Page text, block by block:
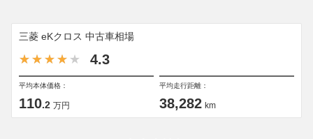
三菱 eKクロス 中古車相場
4.3
平均本体価格：
110.2 万円
平均走行距離：
38,282 km